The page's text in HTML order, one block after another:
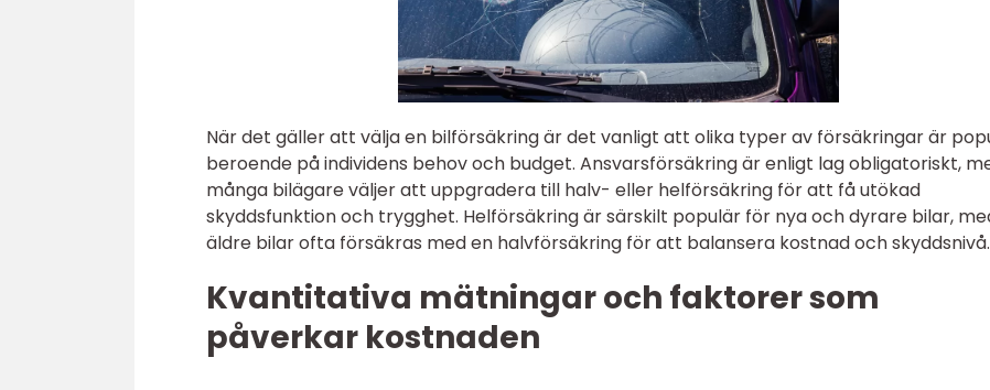
När det gäller att välja en bilförsäkring är det vanligt att olika typer av försäkringar är
beroende på individens behov och budget. Ansvarsförsäkring är enligt lag obligatoriskt,
många bilägare väljer att uppgradera till halv- eller helförsäkring för att få utökad
skyddsfunktion och trygghet. Helförsäkring är särskilt populär för nya och dyrare bilar,
äldre bilar ofta försäkras med en halvförsäkring för att balansera kostnad och skyddsnivå.
Kvantitativa mätningar och faktorer som
påverkar kostnaden